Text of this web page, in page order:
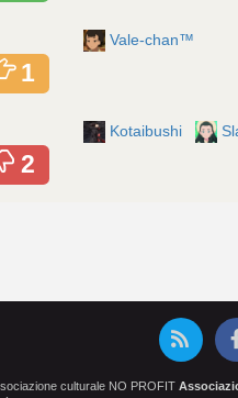
1
Vale-chan™
2
Kotaibushi
culturale NO PROFIT